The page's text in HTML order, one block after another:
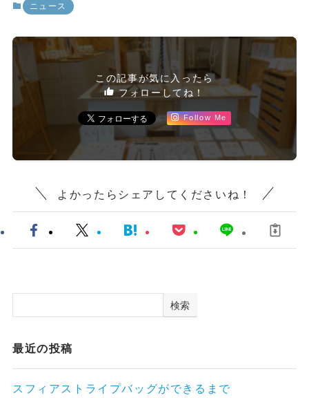
ニュース
この記事が気に入ったら
フォローしてね！
Follow Me
よかったらシェアしてくださいね！
検索
最近の投稿
スフィアストライプバッグができるまで